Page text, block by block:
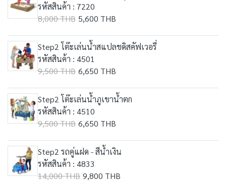
รหัสสินค้า : 7220
8,000 THB 5,600 THB
Step2 โต๊ะเล่นน้ำสแปลชดิสคัฟเวอรี่
รหัสสินค้า : 4501
9,500 THB 6,650 THB
Step2 โต๊ะเล่นน้ำภูเขาน้ำตก
รหัสสินค้า : 4510
9,500 THB 6,650 THB
Step2 รถคู่แฝด - สีน้ำเงิน
รหัสสินค้า : 4833
14,000 THB 9,800 THB